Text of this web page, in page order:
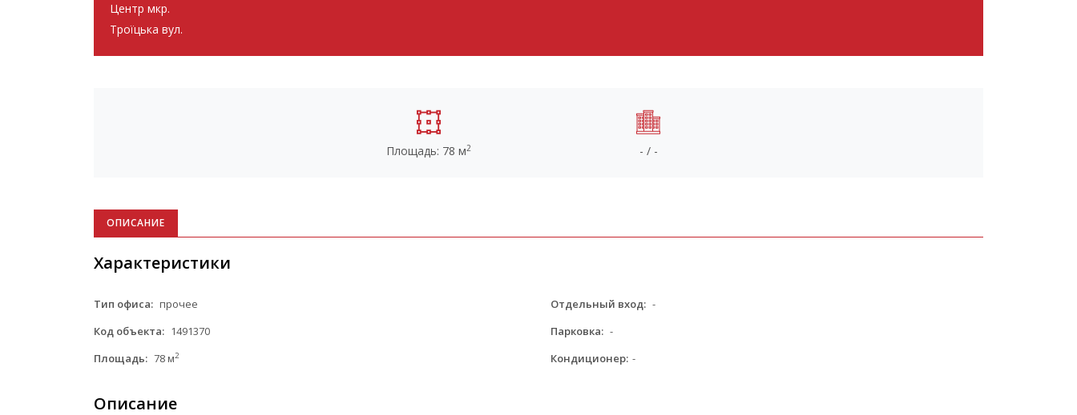
Центр мкр.
Троїцька вул.
Площадь: 78 м2 - / -
ОПИСАНИЕ
Характеристики
Тип офиса: прочее
Код объекта: 1491370
Площадь: 78 м2
Отдельный вход: -
Парковка: -
Кондиционер: -
Описание